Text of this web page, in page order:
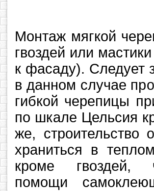
Монтаж мягкой
гвоздей или
к фасаду). Следует
в данном случае
гибкой черепицы
по шкале Цельсия
же, строительство
храниться в
кроме гвоздей,
помощи